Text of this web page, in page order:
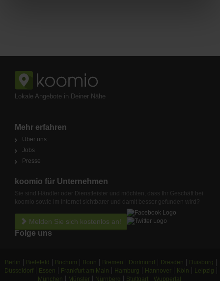
Lokale Angebote in Deiner Nähe
Mehr erfahren
Über uns
Jobs
Presse
koomio für Unternehmen
Sie sind Händler oder Dienstleister und möchten, dass Ihr Geschäft bei
koomio sowie im Internet sichtbarer und damit besser gefunden wird?
Melden Sie sich kostenlos an!
Folge uns
Berlin Bielefeld Bochum Bonn Bremen Dortmund Dresden
Duisburg
Düsseldorf
Essen Frankfurt am Main Hamburg Hannover Köln
Leipzig
München
Münster Nürnberg Stuttgart Wuppertal